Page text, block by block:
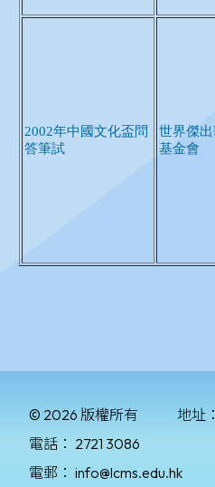
© 2026 版權所有 地址：
電話： 2721 3086
電郵： info@lcms.edu.hk